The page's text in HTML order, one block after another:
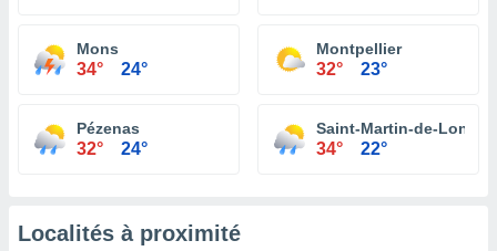
Mons
34° 24°
Montpellier
32° 23°
Pézenas
32° 24°
Saint-Martin-de-
34° 22°
Localités à proximité